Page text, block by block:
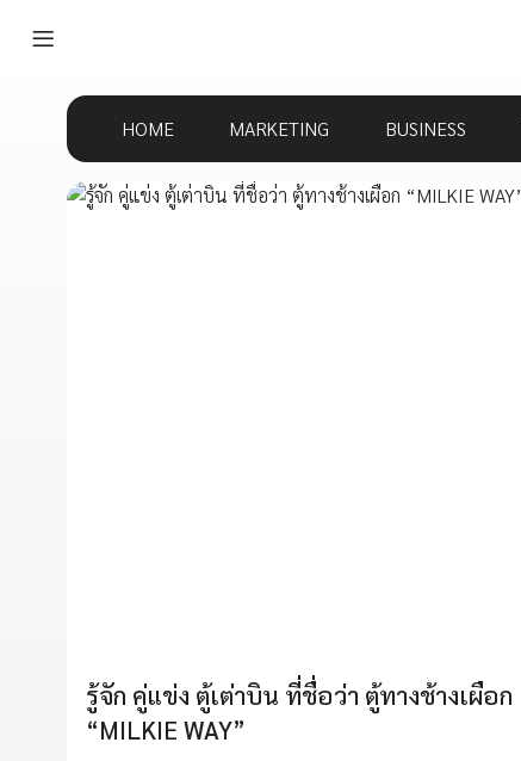
HOME MARKETING BUSINESS
รู้จัก คู่แข่ง ตู้เต่าบิน ที่ชื่อว่า ตู้ทางช้างเผือก
“MILKIE WAY”